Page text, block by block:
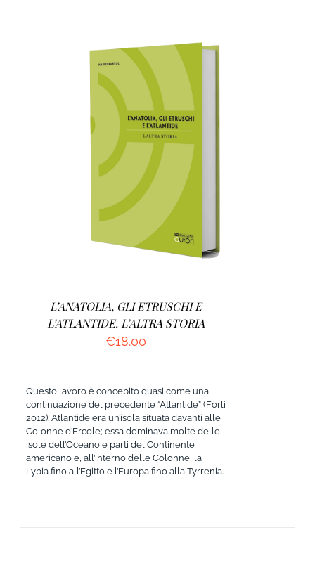
AGGIUNGI AL CARRELLO /
L’ANATOLIA, GLI ETRUSCHI E
L’ATLANTIDE. L’ALTRA STORIA
€18.00
Questo lavoro è concepito quasi come una
continuazione del precedente “Atlantide” (Forlì
2012). Atlantide era un’isola situata davanti alle
Colonne d’Ercole; essa dominava molte delle
isole dell’Oceano e parti del Continente
americano e, all’interno delle Colonne, la
Lybia fino all’Egitto e l’Europa fino alla Tyrrenia.